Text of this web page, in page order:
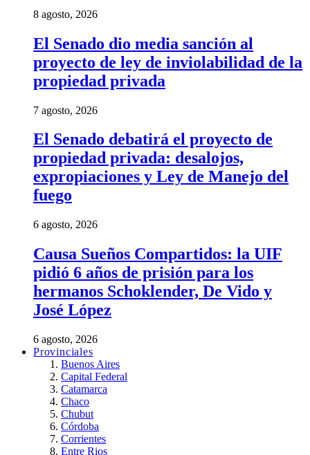
8 agosto, 2026
El Senado dio media sanción al
proyecto de ley de inviolabilidad de la
propiedad privada
7 agosto, 2026
El Senado debatirá el proyecto de
propiedad privada: desalojos,
expropiaciones y Ley de Manejo del
fuego
6 agosto, 2026
Causa Sueños Compartidos: la UIF
pidió 6 años de prisión para los
hermanos Schoklender, De Vido y
José López
6 agosto, 2026
Provinciales
Buenos Aires
Capital Federal
Catamarca
Chaco
Chubut
Córdoba
Corrientes
Entre Rios